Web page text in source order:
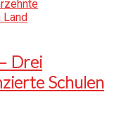
Drei
Schulen